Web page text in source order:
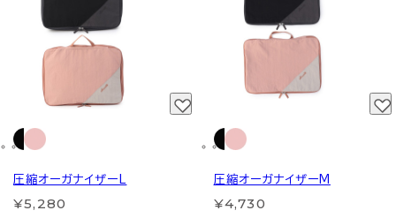
圧縮オーガナイザーL
¥5,280
圧縮オーガナイザーM
¥4,730